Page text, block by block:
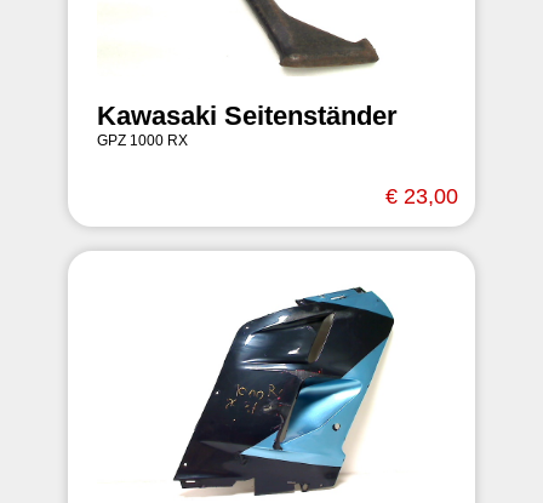
Kawasaki Seitenständer
GPZ 1000 RX
€ 23,00